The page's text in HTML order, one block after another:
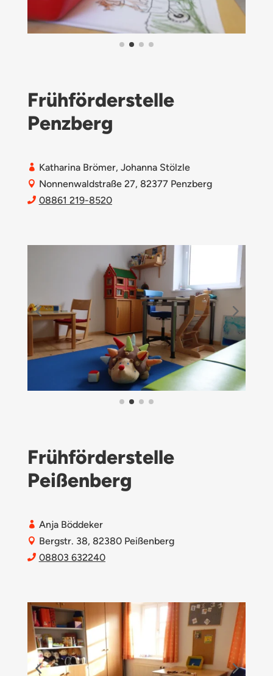
Frühförderstelle
Penzberg
 Katharina Brömer, Johanna Stölzle
 Nonnenwaldstraße 27, 82377 Penzberg
 08861 219-8520
Frühförderstelle
Peißenberg
 Anja Böddeker
 Bergstr. 38, 82380 Peißenberg
 08803 632240